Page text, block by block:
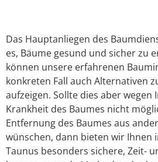
Das Hauptanliegen des
es, Bäume gesund und sicher zu
können unsere erfahrenen
konkreten Fall auch Alternativen
aufzeigen. Sollte dies aber
Krankheit des Baumes nicht
Entfernung des Baumes aus
wünschen, dann bieten wir Ihnen
Taunus besonders sichere, Zeit-